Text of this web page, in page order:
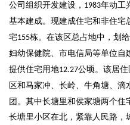
公司组织开发建设， 1983年动工
基本建成。现建成住宅和非住宅
宅155栋。在该区总占地中，划
妇幼保健院、市电信局等单位自
提供住宅用地12.27公顷。该居
区和马家冲、长岭、牛角塘、
团。其中长塘里和侯家塘两个住
长塘里小区在北，紧靠人民路，